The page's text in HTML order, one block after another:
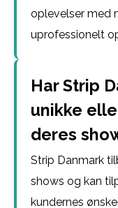
oplevelser med
uprofessionelt
Har Strip
unikke
deres
Strip Danmark
shows og kan
kundernes